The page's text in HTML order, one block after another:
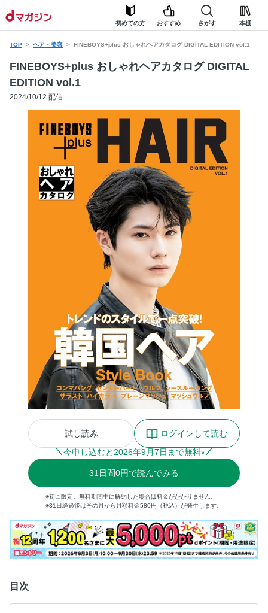
初めての方 おすすめ さがす 本棚
TOP ヘア・美容 FINEBOYS+plus おしゃれヘアカタログ DIGITAL EDITION vol.1
FINEBOYS+plus おしゃれヘアカタログ DIGITAL
EDITION vol.1
2024/10/12 配信
試し読み
ログインして読む
今申し込むと 2026年9月7日まで無料※
31 日間0円で読んでみる
※初回限定。無料期間中に解約した場合は料金がかかりません。
※31日経過後はその月から月額料金580円（税込）が発生します。
目次